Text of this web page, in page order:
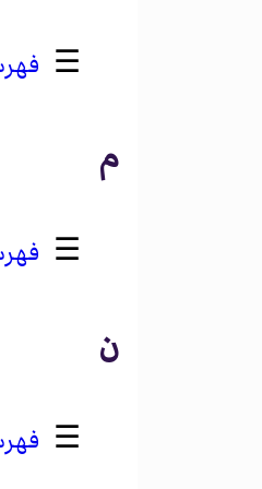
☰
م
☰
ن
☰